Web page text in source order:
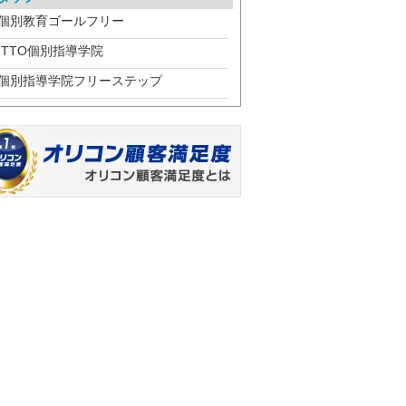
別教育ゴールフリー
個別指導学院
別指導学院フリーステップ